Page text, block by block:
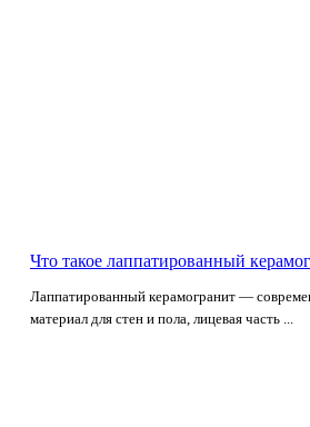
Что такое лаппатированный
Лаппатированный керамогранит —
материал для стен и пола, лицевая часть ...